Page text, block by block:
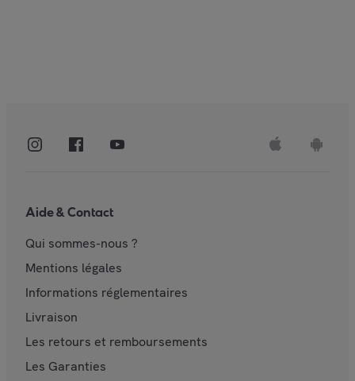
Aide & Contact
Qui sommes-nous ?
Mentions légales
Informations réglementaires
Livraison
Les retours et remboursements
Les Garanties